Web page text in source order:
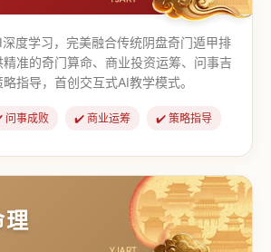
度学习，完美融合传统阴盘奇门遁甲排
准的奇门算命、商业投资运筹、问事吉
指导，首创交互式AI教学模式。
问事成败 ✔️ 商业运筹 ✔️ 策略指导
】 【传统奇门】